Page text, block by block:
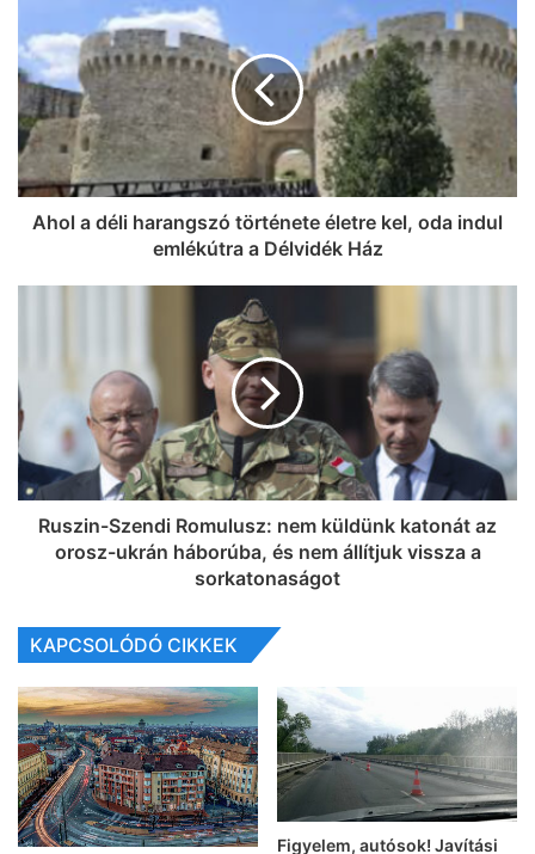
Ahol a déli harangszó története életre kel, oda indul
emlékútra a Délvidék Ház
Ruszin-Szendi Romulusz: nem küldünk katonát az
orosz-ukrán háborúba, és nem állítjuk vissza a
sorkatonaságot
KAPCSOLÓDÓ CIKKEK
Figyelem, autósok! Javítási